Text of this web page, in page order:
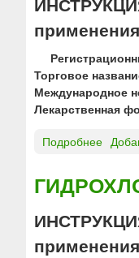
Г
И
®
т
а
б
к
и
Торговое
Международное
Лекарственная
Подробнее
и
п
с
а